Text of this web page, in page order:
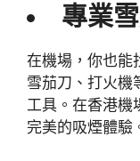
專業
在機場，你也能
雪茄刀、打火機
工具。在香港機
完美的吸煙體驗